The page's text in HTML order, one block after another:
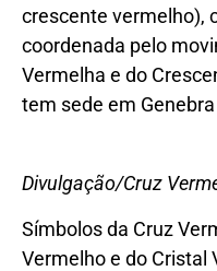
crescente vermelho),
coordenada pelo
Vermelha e do
tem sede em
Divulgação/Cruz
Símbolos da Cruz
Vermelho e do Cristal